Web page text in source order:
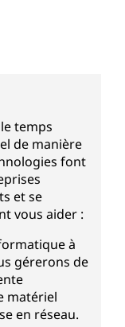
temps
de manière
font
et se
vous aider :
à
gérerons de
matériel
en réseau.